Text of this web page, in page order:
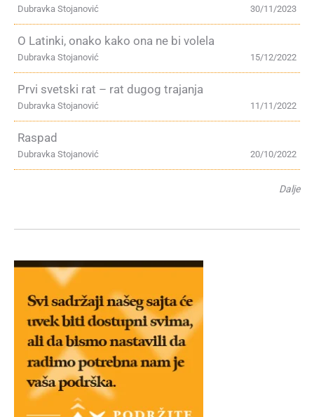
30/11/2023
Dubravka Stojanović
O Latinki, onako kako ona ne bi volela
15/12/2022
Dubravka Stojanović
Prvi svetski rat – rat dugog trajanja
11/11/2022
Dubravka Stojanović
Raspad
20/10/2022
Dubravka Stojanović
Dalje